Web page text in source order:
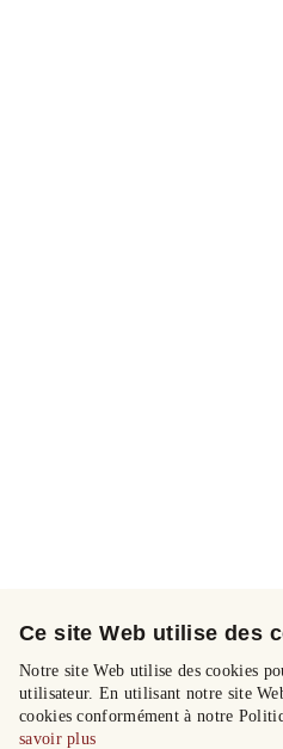
Ce site Web utilise des
Notre site Web utilise des cookies
utilisateur. En utilisant notre site
cookies conformément à notre
savoir plus